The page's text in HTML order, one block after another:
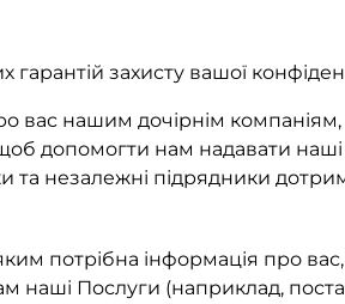
захисту вашої
вас нашим дочірнім
допомогти нам надавати
та незалежні підрядники
потрібна інформація про
наші Послуги (наприклад,